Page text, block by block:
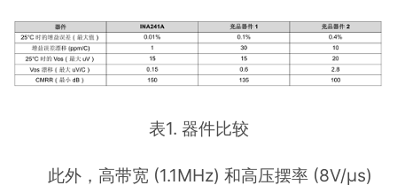
表1. 器件比较
此外，高带宽 (1.1MHz) 和高压摆率 (8V/µs)